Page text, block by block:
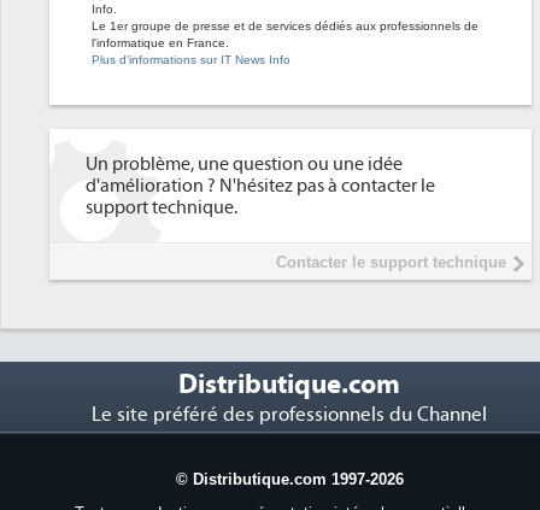
Info.
Le 1er groupe de presse et de services dédiés aux professionnels de
l'informatique en France.
Plus d'informations sur IT News Info
Un problème, une question ou une idée
d'amélioration ? N'hésitez pas à contacter le
support technique.
Contacter le support technique
Distributique.com
Le site préféré des professionnels du Channel
© Distributique.com 1997-2026